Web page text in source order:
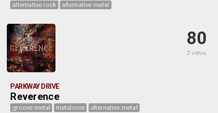
alternative rock alternative metal
80
2 votos
PARKWAY DRIVE
Reverence
groove metal metalcore alternative metal